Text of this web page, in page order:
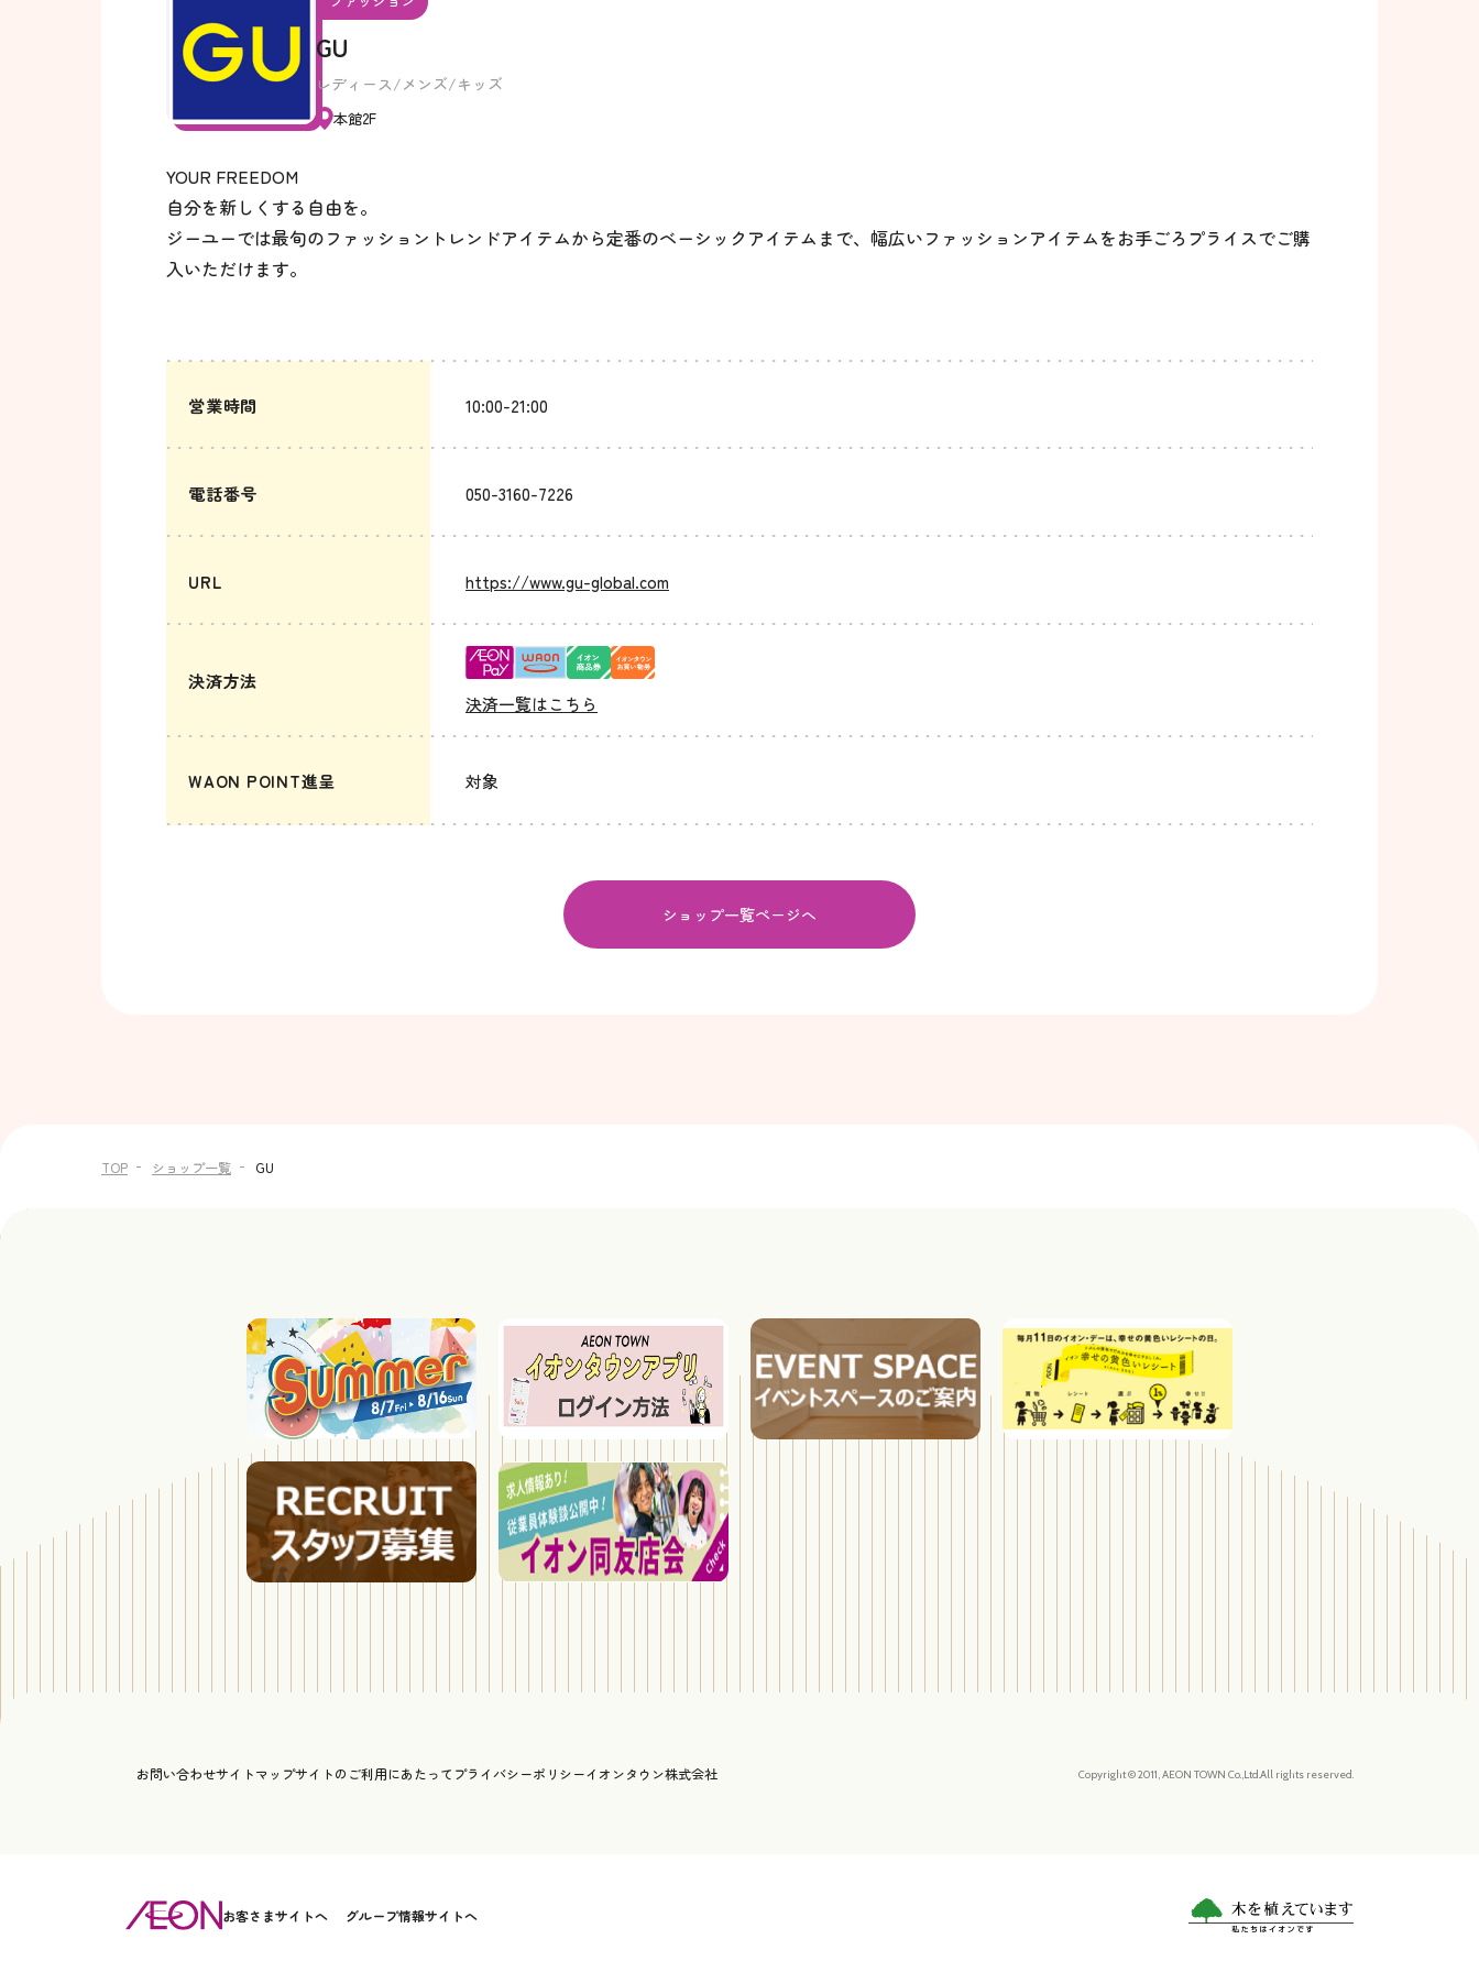
GU
レディース/メンズ/キッズ
本館2F
YOUR FREEDOM
自分を新しくする自由を。
ジーユーでは最旬のファッショントレンドアイテムから定番のベーシックアイテムまで、幅広いファッションアイテムをお手ごろプライスでご購
入いただけます。
営業時間 10:00-21:00
電話番号 050-3160-7226
URL https://www.gu-global.com
決済方法
決済一覧はこちら
WAON POINT進呈 対象
ショップ一覧ページへ
TOP ショップ一覧 GU
お問い合わせサイトマップサイトのご利用にあたって プライバシーポリシーイオンタウン株式会社 Copyright © 2011, AEON TOWN Co.,Ltd.All rights reserved.
お客さまサイトへ グループ情報サイトへ